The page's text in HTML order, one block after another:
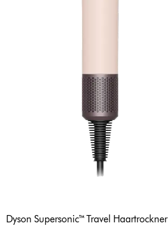
Dyson Supersonic™ Travel Haartrockner